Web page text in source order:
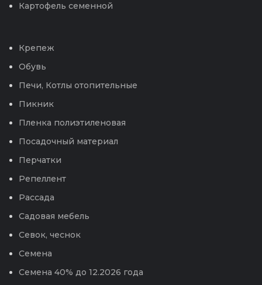
Картофель семенной
Крепеж
Обувь
Печи, Котлы отопительные
Пикник
Пленка полиэтиленовая
Посадочный материал
Перчатки
Репеллент
Рассада
Садовая мебель
Севок, чеснок
Семена
Семена 40% до 12.2026 года